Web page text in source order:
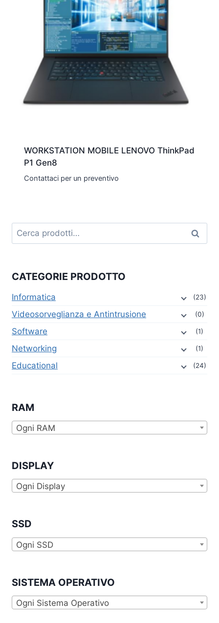
WORKSTATION MOBILE LENOVO ThinkPad
P1 Gen8
Contattaci per un preventivo
Cerca: Cerca
CATEGORIE PRODOTTO
Informatica (23)
Videosorveglianza e Antintrusione (0)
Software (1)
Networking (1)
Educational (24)
RAM
Ogni RAM
DISPLAY
Ogni Display
SSD
Ogni SSD
SISTEMA OPERATIVO
Ogni Sistema Operativo